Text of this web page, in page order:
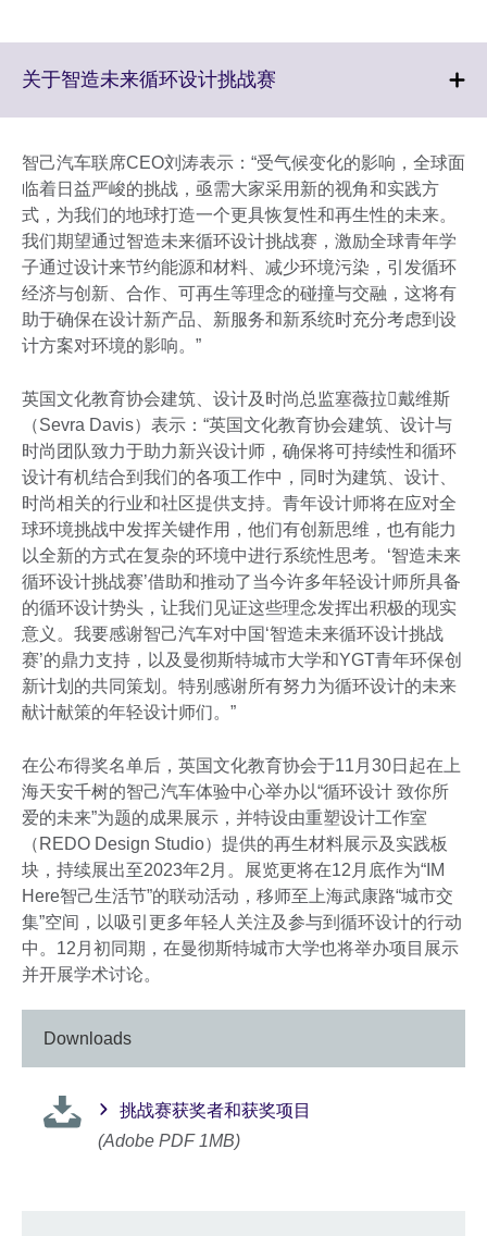
关于智造未来循环设计挑战赛
More
information
available.
智己汽车联席CEO刘涛表示：“受气候变化的影响，全球面
临着日益严峻的挑战，亟需大家采用新的视角和实践方
式，为我们的地球打造一个更具恢复性和再生性的未来。
我们期望通过智造未来循环设计挑战赛，激励全球青年学
子通过设计来节约能源和材料、减少环境污染，引发循环
经济与创新、合作、可再生等理念的碰撞与交融，这将有
助于确保在设计新产品、新服务和新系统时充分考虑到设
计方案对环境的影响。”
英国文化教育协会建筑、设计及时尚总监塞薇拉戴维斯
（Sevra Davis）表示：“英国文化教育协会建筑、设计与
时尚团队致力于助力新兴设计师，确保将可持续性和循环
设计有机结合到我们的各项工作中，同时为建筑、设计、
时尚相关的行业和社区提供支持。青年设计师将在应对全
球环境挑战中发挥关键作用，他们有创新思维，也有能力
以全新的方式在复杂的环境中进行系统性思考。‘智造未来
循环设计挑战赛’借助和推动了当今许多年轻设计师所具备
的循环设计势头，让我们见证这些理念发挥出积极的现实
意义。我要感谢智己汽车对中国‘智造未来循环设计挑战
赛’的鼎力支持，以及曼彻斯特城市大学和YGT青年环保创
新计划的共同策划。特别感谢所有努力为循环设计的未来
献计献策的年轻设计师们。”
在公布得奖名单后，英国文化教育协会于11月30日起在上
海天安千树的智己汽车体验中心举办以“循环设计 致你所
爱的未来”为题的成果展示，并特设由重塑设计工作室
（REDO Design Studio）提供的再生材料展示及实践板
块，持续展出至2023年2月。展览更将在12月底作为“IM
Here智己生活节”的联动活动，移师至上海武康路“城市交
集”空间，以吸引更多年轻人关注及参与到循环设计的行动
中。12月初同期，在曼彻斯特城市大学也将举办项目展示
并开展学术讨论。
Downloads
挑战赛获奖者和获奖项目
(Adobe PDF 1MB)